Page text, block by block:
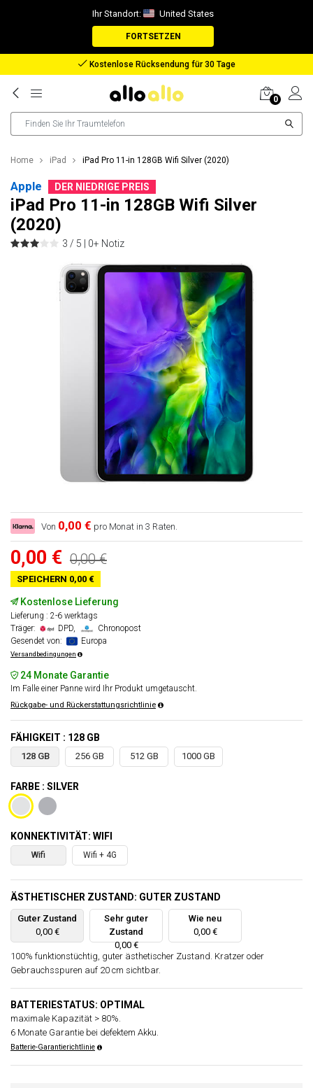
Ihr Standort: United States
FORTSETZEN
Rückerstattung bei verlorenem Paket
0
Home iPad iPad Pro 11-in 128GB Wifi Silver (2020)
Apple DER NIEDRIGE PREIS
iPad Pro 11-in 128GB Wifi Silver
(2020)
3 / 5 | 0+ Notiz
Von 0,00 € pro Monat in 3 Raten.
0,00 € 0,00 €
SPEICHERN 0,00 €
Kostenlose Lieferung
Lieferung : 2-6 werktags
Träger:
DPD,
Chronopost
Gesendet von:
Europa
Versandbedingungen
24 Monate Garantie
Im Falle einer Panne wird Ihr Produkt umgetauscht.
Rückgabe- und Rückerstattungsrichtlinie
FÄHIGKEIT : 128 GB
128 GB 256 GB 512 GB 1000 GB
FARBE : SILVER
KONNEKTIVITÄT: WIFI
Wifi Wifi + 4G
ÄSTHETISCHER ZUSTAND: GUTER ZUSTAND
Guter Zustand
0,00 €
Sehr guter
Zustand
0,00 €
Wie neu
0,00 €
100% funktionstüchtig, guter ästhetischer Zustand. Kratzer oder
Gebrauchsspuren auf 20 cm sichtbar.
BATTERIESTATUS: OPTIMAL
maximale Kapazität > 80%.
6 Monate Garantie bei defektem Akku.
Batterie-Garantierichtlinie